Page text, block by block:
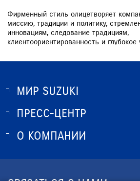
Фирменный стиль олицетворяет
миссию, традиции и политику,
инновациям, следование традициям,
клиентоориентированность и
МИР SUZUKI
О SUZUKI
ПРЕСС-ЦЕНТР
НОВОСТИ
О КОМПАНИИ